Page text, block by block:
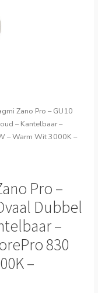
Zano Pro – GU10
– Kantelbaar –
– Warm Wit 3000K –
Pro –
Dubbel
–
830
–